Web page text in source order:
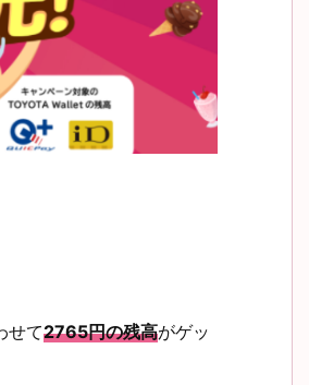
せて2765円の残高がゲッ